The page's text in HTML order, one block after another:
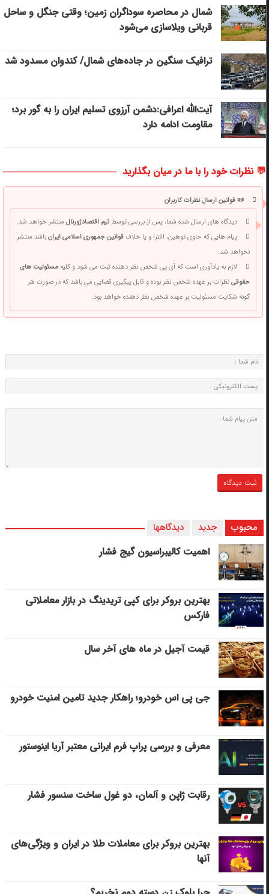
شمال در محاصره سوداگران زمین؛ وقتی جنگل و ساحل
قربانی ویلاسازی می‌شود
ترافیک سنگین در جاده‌های شمال/ کندوان مسدود شد
آیت‌الله اعرافی:دشمن آرزوی تسلیم ایران را به گور برد؛
مقاومت ادامه دارد
💬 نظرات خود را با ما در میان بگذارید
📜 قوانین ارسال نظرات کاربران
دیدگاه های ارسال شده شما، پس از بررسی توسطتیم اقتصادژورنالمنتشر خواهد شد.
پیام هایی که حاوی توهین، افترا و یا خلافقوانین جمهوری اسلامی ایرانباشد منتشر
نخواهد شد.
لازم به یادآوری است که آی پی شخص نظر دهنده ثبت می شود و کلیهمسئولیت های
حقوقینظرات بر عهده شخص نظر بوده و قابل پیگیری قضایی می باشد که در صورت هر
گونه شکایت مسئولیت بر عهده شخص نظر دهنده خواهد بود.
محبوب جدید دیدگاهها
اهمیت کالیبراسیون گیج فشار
بهترین بروکر برای کپی‌ تریدینگ در بازار معاملاتی
فارکس
قیمت آجیل در ماه های آخر سال
جی پی اس خودرو؛ راهکار جدید تامین امنیت خودرو
معرفی و بررسی پراپ فرم ایرانی معتبر آریا اینوستور
رقابت ژاپن و آلمان، دو غول ساخت سنسور فشار
بهترین بروکر برای معاملات طلا در ایران و ویژگی‌های
آنها